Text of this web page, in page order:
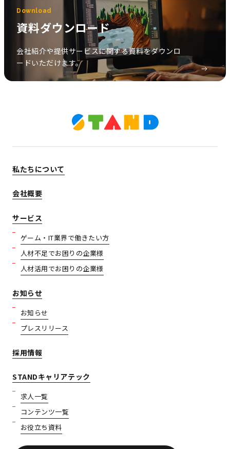
Download
資料ダウンロード
会社紹介や提供サービスに関する資料をダウンロ
ードいただけます。
私たちについて
会社概要
サービス
ゲーム・IT業界で働きたい方
人材不足でお困りの企業様
人材活用でお困りの企業様
お知らせ
お知らせ
プレスリリース
採用情報
STANDキャリアテック
求人一覧
コンテンツ一覧
お役立ち資料